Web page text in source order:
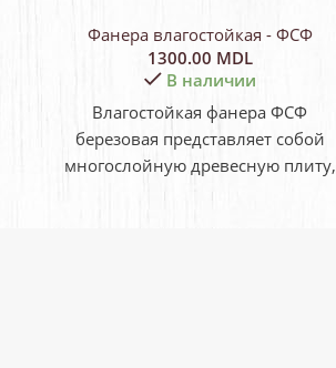
Фанера влагостойкая - ФСФ
1300.00 MDL
В наличии
Влагостойкая фанера ФСФ
березовая представляет собой
многослойную древесную плиту,